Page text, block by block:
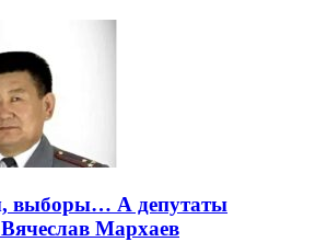
выборы… А депутаты
Мархаев